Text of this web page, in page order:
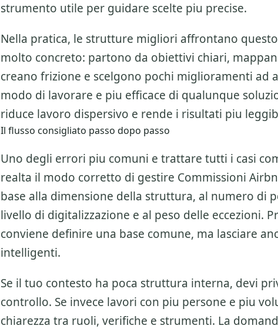
strumento utile per guidare scelte piu precise.
Nella pratica, le strutture migliori affrontano
molto concreto: partono da obiettivi chiari,
creano frizione e scelgono pochi miglioramenti ad
modo di lavorare e piu efficace di qualunque
riduce lavoro dispersivo e rende i risultati piu
Il flusso consigliato passo dopo passo
Uno degli errori piu comuni e trattare tutti i casi
realta il modo corretto di gestire Commissioni
base alla dimensione della struttura, al numero di
livello di digitalizzazione e al peso delle eccezioni.
conviene definire una base comune, ma lasciare
intelligenti.
Se il tuo contesto ha poca struttura interna, devi
controllo. Se invece lavori con piu persone e piu
chiarezza tra ruoli, verifiche e strumenti. La